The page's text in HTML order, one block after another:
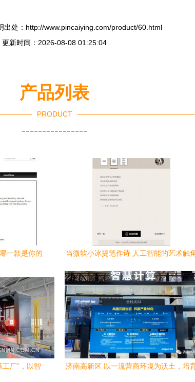
出处：http://www.pincaiying.com/product/60.html
更新时间：2026-08-08 01:25:04
产品列表
PRODUCT
----------------
一款是你的
当微软小冰提笔作诗 人工智能的艺术触
厂”，以智
济南高新区 以一流营商环境为沃土，培